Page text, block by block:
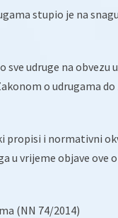
stupio je na
sve udruge na obvezu
o udrugama do
propisi i normativni
u vrijeme objave ove
(NN 74/2014)